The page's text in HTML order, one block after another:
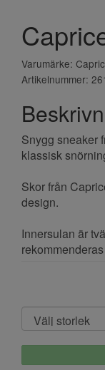
Varumärke:
Artikelnummer:
Snygg sneaker
klassisk
Skor från
design.
Innersulan är